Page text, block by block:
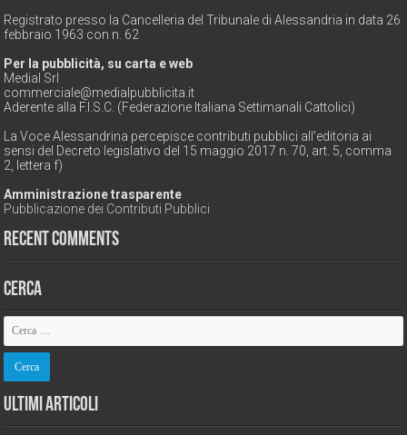
Registrato presso la Cancelleria del Tribunale di Alessandria in data 26
febbraio 1963 con n. 62
Per la pubblicità, su carta e web
Medial Srl
commerciale@medialpubblicita.it
Aderente alla F.I.S.C. (Federazione Italiana Settimanali Cattolici)
La Voce Alessandrina percepisce contributi pubblici all'editoria ai
sensi del Decreto legislativo del 15 maggio 2017 n. 70, art. 5, comma
2, lettera f)
Amministrazione trasparente
Pubblicazione dei Contributi Pubblici
Recent Comments
Cerca
Ultimi Articoli